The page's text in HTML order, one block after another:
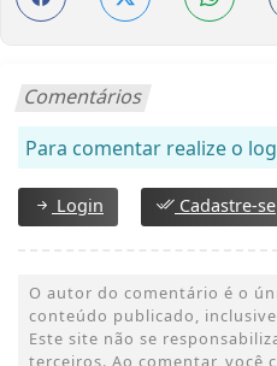
Comentários
Para comentar realize o
Login Cadastre-se
O autor do comentário é o
conteúdo publicado,
Este site não se
terceiros. Ao comentar, você